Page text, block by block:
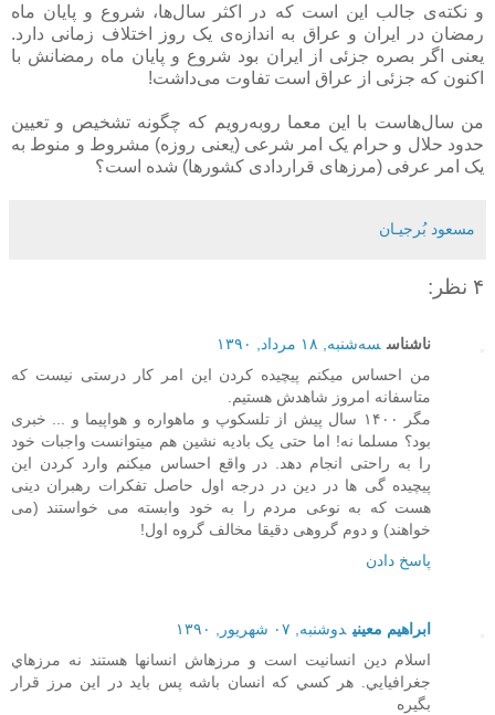
و نکته‌ی جالب این است که در اکثر سال‌ها، شروع و پایان ماه
رمضان در ایران و عراق به اندازه‌ی یک روز اختلاف زمانی دارد.
یعنی اگر بصره جزئی از ایران بود شروع و پایان ماه رمضانش با
اکنون که جزئی از عراق است تفاوت می‌داشت!
من سال‌هاست با این معما روبه‌رویم که چگونه تشخیص و تعیین
حدود حلال و حرام یک امر شرعی (یعنی روزه) مشروط و منوط به
یک امر عرفی (مرزهای قراردادی کشورها) شده است؟
مسعود بُرجيـان
۴ نظر:
ناشناس سه‌شنبه, ۱۸ مرداد, ۱۳۹۰
من احساس میکنم پیچیده کردن این امر کار درستی نیست که
متاسفانه امروز شاهدش هستیم.
مگر ۱۴۰۰ سال پیش از تلسکوپ و ماهواره و هواپیما و ... خبری
بود؟ مسلما نه! اما حتی یک بادیه نشین هم میتوانست واجبات خود
را به راحتی انجام دهد. در واقع احساس میکنم وارد کردن این
پیچیده گی ها در دین در درجه اول حاصل تفکرات رهبران دینی
هست که به نوعی مردم را به خود وابسته می خواستند (می
خواهند) و دوم گروهی دقیقا مخالف گروه اول!
پاسخ دادن
ابراهيم معيني دوشنبه, ۰۷ شهریور, ۱۳۹۰
اسلام دين انسانيت است و مرزهاش انسانها هستند نه مرزهاي
جغرافيايي. هر كسي كه انسان باشه پس بايد در اين مرز قرار
بگيره